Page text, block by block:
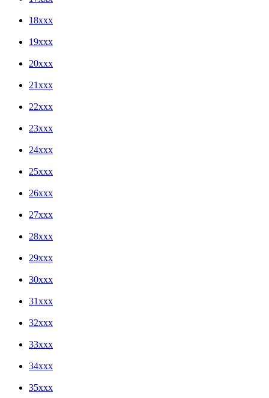
18xxx
19xxx
20xxx
21xxx
22xxx
23xxx
24xxx
25xxx
26xxx
27xxx
28xxx
29xxx
30xxx
31xxx
32xxx
33xxx
34xxx
35xxx